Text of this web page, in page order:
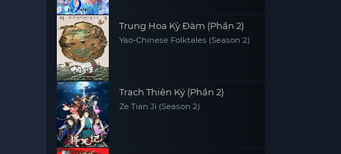
Trung Hoa Kỳ Đàm (Phần 2)
Yao-Chinese Folktales (Season 2)
Trạch Thiên Ký (Phần 2)
Ze Tian Ji (Season 2)